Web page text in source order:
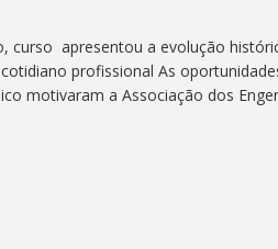
curso apresentou a evolução
profissional As
motivaram a Associação dos